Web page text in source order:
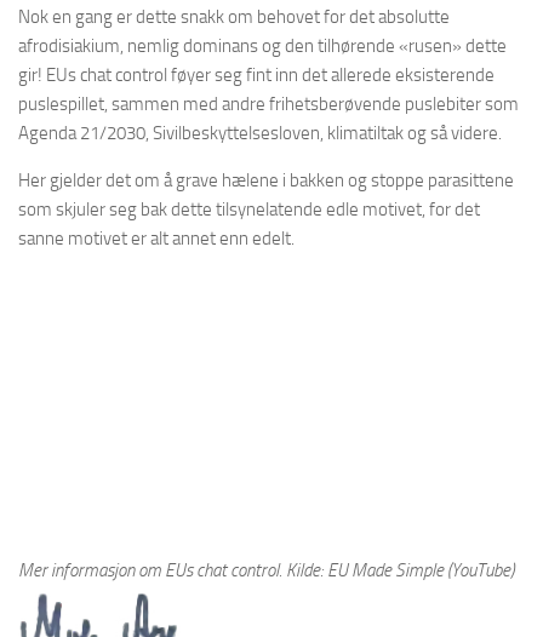
Nok en gang er dette snakk om behovet for det absolutte
afrodisiakium, nemlig dominans og den tilhørende «rusen» dette
gir! EUs chat control føyer seg fint inn det allerede eksisterende
puslespillet, sammen med andre frihetsberøvende puslebiter som
Agenda 21/2030, Sivilbeskyttelsesloven, klimatiltak og så videre.
Her gjelder det om å grave hælene i bakken og stoppe parasittene
som skjuler seg bak dette tilsynelatende edle motivet, for det
sanne motivet er alt annet enn edelt.
Mer informasjon om EUs chat control. Kilde: EU Made Simple (YouTube)